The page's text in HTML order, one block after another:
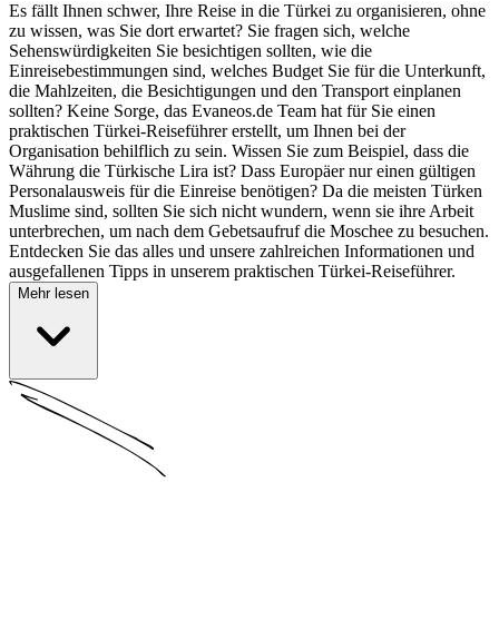
Es fällt Ihnen schwer, Ihre Reise in die Türkei zu organisieren, ohne
zu wissen, was Sie dort erwartet? Sie fragen sich, welche
Sehenswürdigkeiten Sie besichtigen sollten, wie die
Einreisebestimmungen sind, welches Budget Sie für die Unterkunft,
die Mahlzeiten, die Besichtigungen und den Transport einplanen
sollten? Keine Sorge, das Evaneos.de Team hat für Sie einen
praktischen Türkei-Reiseführer erstellt, um Ihnen bei der
Organisation behilflich zu sein. Wissen Sie zum Beispiel, dass die
Währung die Türkische Lira ist? Dass Europäer nur einen gültigen
Personalausweis für die Einreise benötigen? Da die meisten Türken
Muslime sind, sollten Sie sich nicht wundern, wenn sie ihre Arbeit
unterbrechen, um nach dem Gebetsaufruf die Moschee zu besuchen.
Entdecken Sie das alles und unsere zahlreichen Informationen und
ausgefallenen Tipps in unserem praktischen Türkei-Reiseführer.
Mehr lesen